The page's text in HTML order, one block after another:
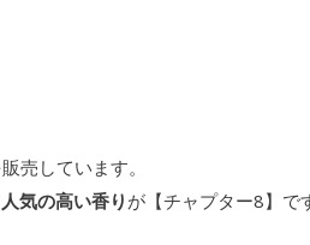
売しています。
気の高い香りが【チャプター8】で